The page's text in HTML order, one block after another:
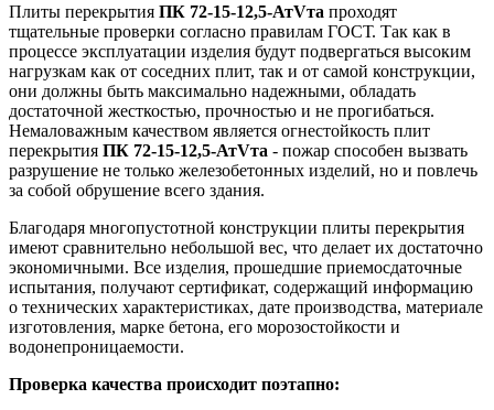
Плиты перекрытия ПК 72-15-12,5-АтVта проходят
тщательные проверки согласно правилам ГОСТ. Так как в
процессе эксплуатации изделия будут подвергаться высоким
нагрузкам как от соседних плит, так и от самой конструкции,
они должны быть максимально надежными, обладать
достаточной жесткостью, прочностью и не прогибаться.
Немаловажным качеством является огнестойкость плит
перекрытия ПК 72-15-12,5-АтVта - пожар способен вызвать
разрушение не только железобетонных изделий, но и повлечь
за собой обрушение всего здания.
Благодаря многопустотной конструкции плиты перекрытия
имеют сравнительно небольшой вес, что делает их достаточно
экономичными. Все изделия, прошедшие приемосдаточные
испытания, получают сертификат, содержащий информацию
о технических характеристиках, дате производства, материале
изготовления, марке бетона, его морозостойкости и
водонепроницаемости.
Проверка качества происходит поэтапно: